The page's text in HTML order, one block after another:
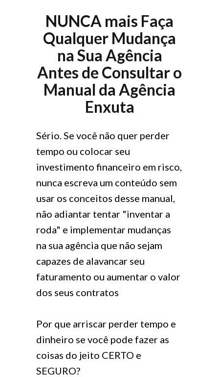
NUNCA mais Faça
Qualquer Mudança
na Sua Agência
Antes de Consultar o
Manual da Agência
Enxuta
Sério. Se você não quer perder
tempo ou colocar seu
investimento financeiro em risco,
nunca escreva um conteúdo sem
usar os conceitos desse manual,
não adiantar tentar "inventar a
roda" e implementar mudanças
na sua agência que não sejam
capazes de alavancar seu
faturamento ou aumentar o valor
dos seus contratos
Por que arriscar perder tempo e
dinheiro se você pode fazer as
coisas do jeito CERTO e
SEGURO?